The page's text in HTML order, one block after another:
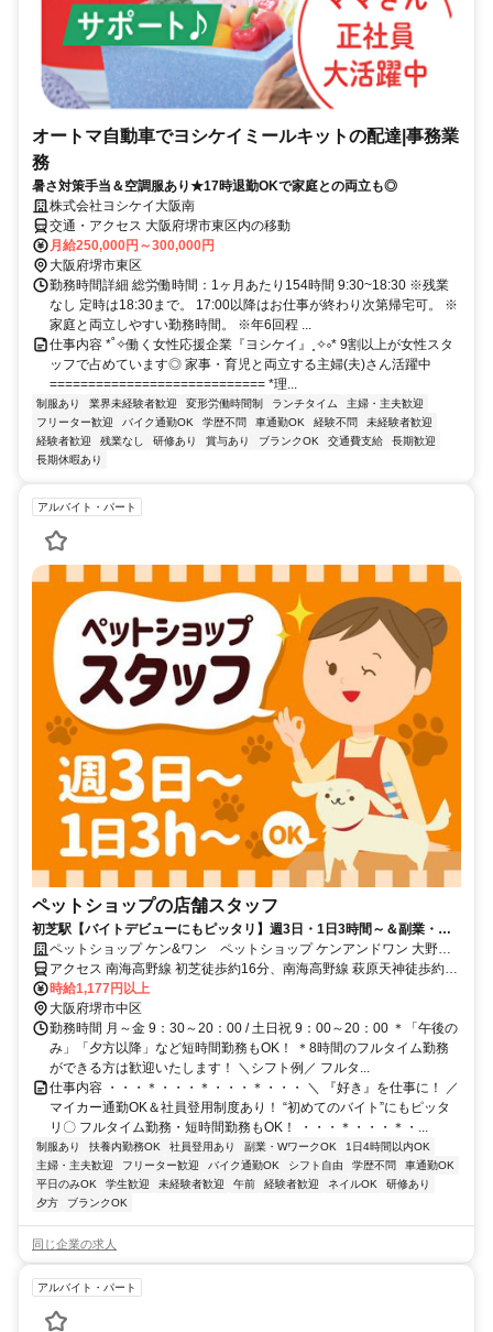
オートマ自動車でヨシケイミールキットの配達|事務業
務
暑さ対策手当＆空調服あり★17時退勤OKで家庭との両立も◎
株式会社ヨシケイ大阪南
交通・アクセス 大阪府堺市東区内の移動
月給250,000円～300,000円
大阪府堺市東区
勤務時間詳細 総労働時間：1ヶ月あたり154時間 9:30~18:30 ※残業
なし 定時は18:30まで。 17:00以降はお仕事が終わり次第帰宅可。 ※
家庭と両立しやすい勤務時間。 ※年6回程 ...
仕事内容 *˚✧働く女性応援企業『ヨシケイ』˳✧༚* 9割以上が女性スタ
ッフで占めています◎ 家事・育児と両立する主婦(夫)さん活躍中
============================ *理...
制服あり 業界未経験者歓迎 変形労働時間制 ランチタイム
主婦・主夫歓迎
フリーター歓迎
バイク通勤OK 学歴不問 車通勤OK 経験不問
未経験者歓迎
経験者歓迎
残業なし 研修あり 賞与あり ブランクOK 交通費支給
長期歓迎
長期休暇あり
アルバイト・パート
ペットショップの店舗スタッフ
初芝駅【バイトデビューにもピッタリ】週3日・1日3時間～＆副業・W
ワークOK◆社割など充実の福利厚生
ペットショップ ケン&ワン ペットショップ ケンアンドワン 大野芝
店
アクセス 南海高野線 初芝徒歩約16分、南海高野線 萩原天神徒歩約22
分、南海泉北線 深井東口徒歩約25分 初芝駅より徒歩15分 ＊マイカー
通勤OK
時給1,177円以上
大阪府堺市中区
勤務時間 月～金 9：30～20：00 / 土日祝 9：00～20：00 ＊「午後の
み」「夕方以降」など短時間勤務もOK！ ＊8時間のフルタイム勤務
ができる方は歓迎いたします！ ＼シフト例／ フルタ...
仕事内容 ・・・＊・・・＊・・・＊・・・ ＼ 『好き』を仕事に！ ／
マイカー通勤OK＆社員登用制度あり！ “初めてのバイト”にもピッタ
リ〇 フルタイム勤務・短時間勤務もOK！ ・・・＊・・・＊・...
制服あり 扶養内勤務OK 社員登用あり 副業・WワークOK
1日4時間以内OK
主婦・主夫歓迎
フリーター歓迎 バイク通勤OK シフト自由 学歴不問
車通勤OK
平日のみOK
学生歓迎 未経験者歓迎 午前 経験者歓迎 ネイルOK
研修あり
夕方
ブランクOK
同じ企業の求人
アルバイト・パート